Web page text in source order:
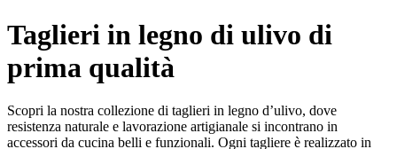
Taglieri in legno di ulivo di
prima qualità
Scopri la nostra collezione di taglieri in legno d’ulivo, dove
resistenza naturale e lavorazione artigianale si incontrano in
accessori da cucina belli e funzionali. Ogni tagliere è realizzato in